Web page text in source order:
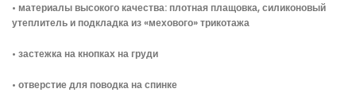
• материалы высокого качества: плотная плащовка, силиконовый
утеплитель и подкладка из «мехового» трикотажа
• застежка на кнопках на груди
• отверстие для поводка на спинке